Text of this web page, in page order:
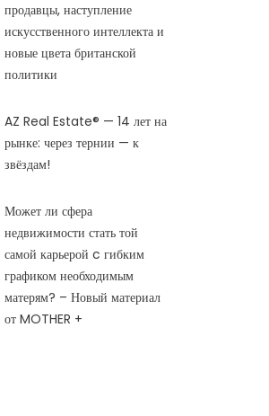
продавцы, наступление
искусственного интеллекта и
новые цвета британской
политики
AZ Real Estate® — 14 лет на
рынке: через тернии — к
звёздам!
Может ли сфера
недвижимости стать той
самой карьерой c гибким
графиком необходимым
матерям? – Новый материал
от MOTHER +